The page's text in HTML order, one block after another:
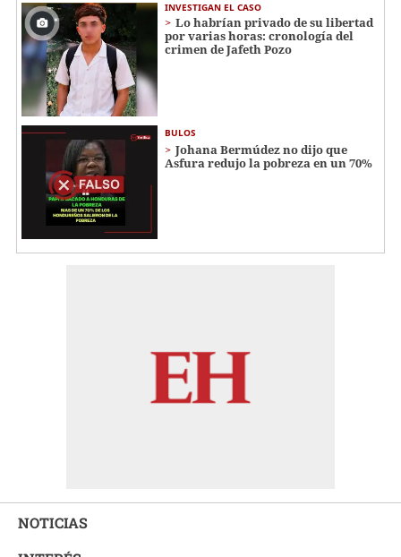
INVESTIGAN EL CASO
Lo habrían privado de su libertad
por varias horas: cronología del
crimen de Jafeth Pozo
BULOS
Johana Bermúdez no dijo que
Asfura redujo la pobreza en un 70%
NOTICIAS